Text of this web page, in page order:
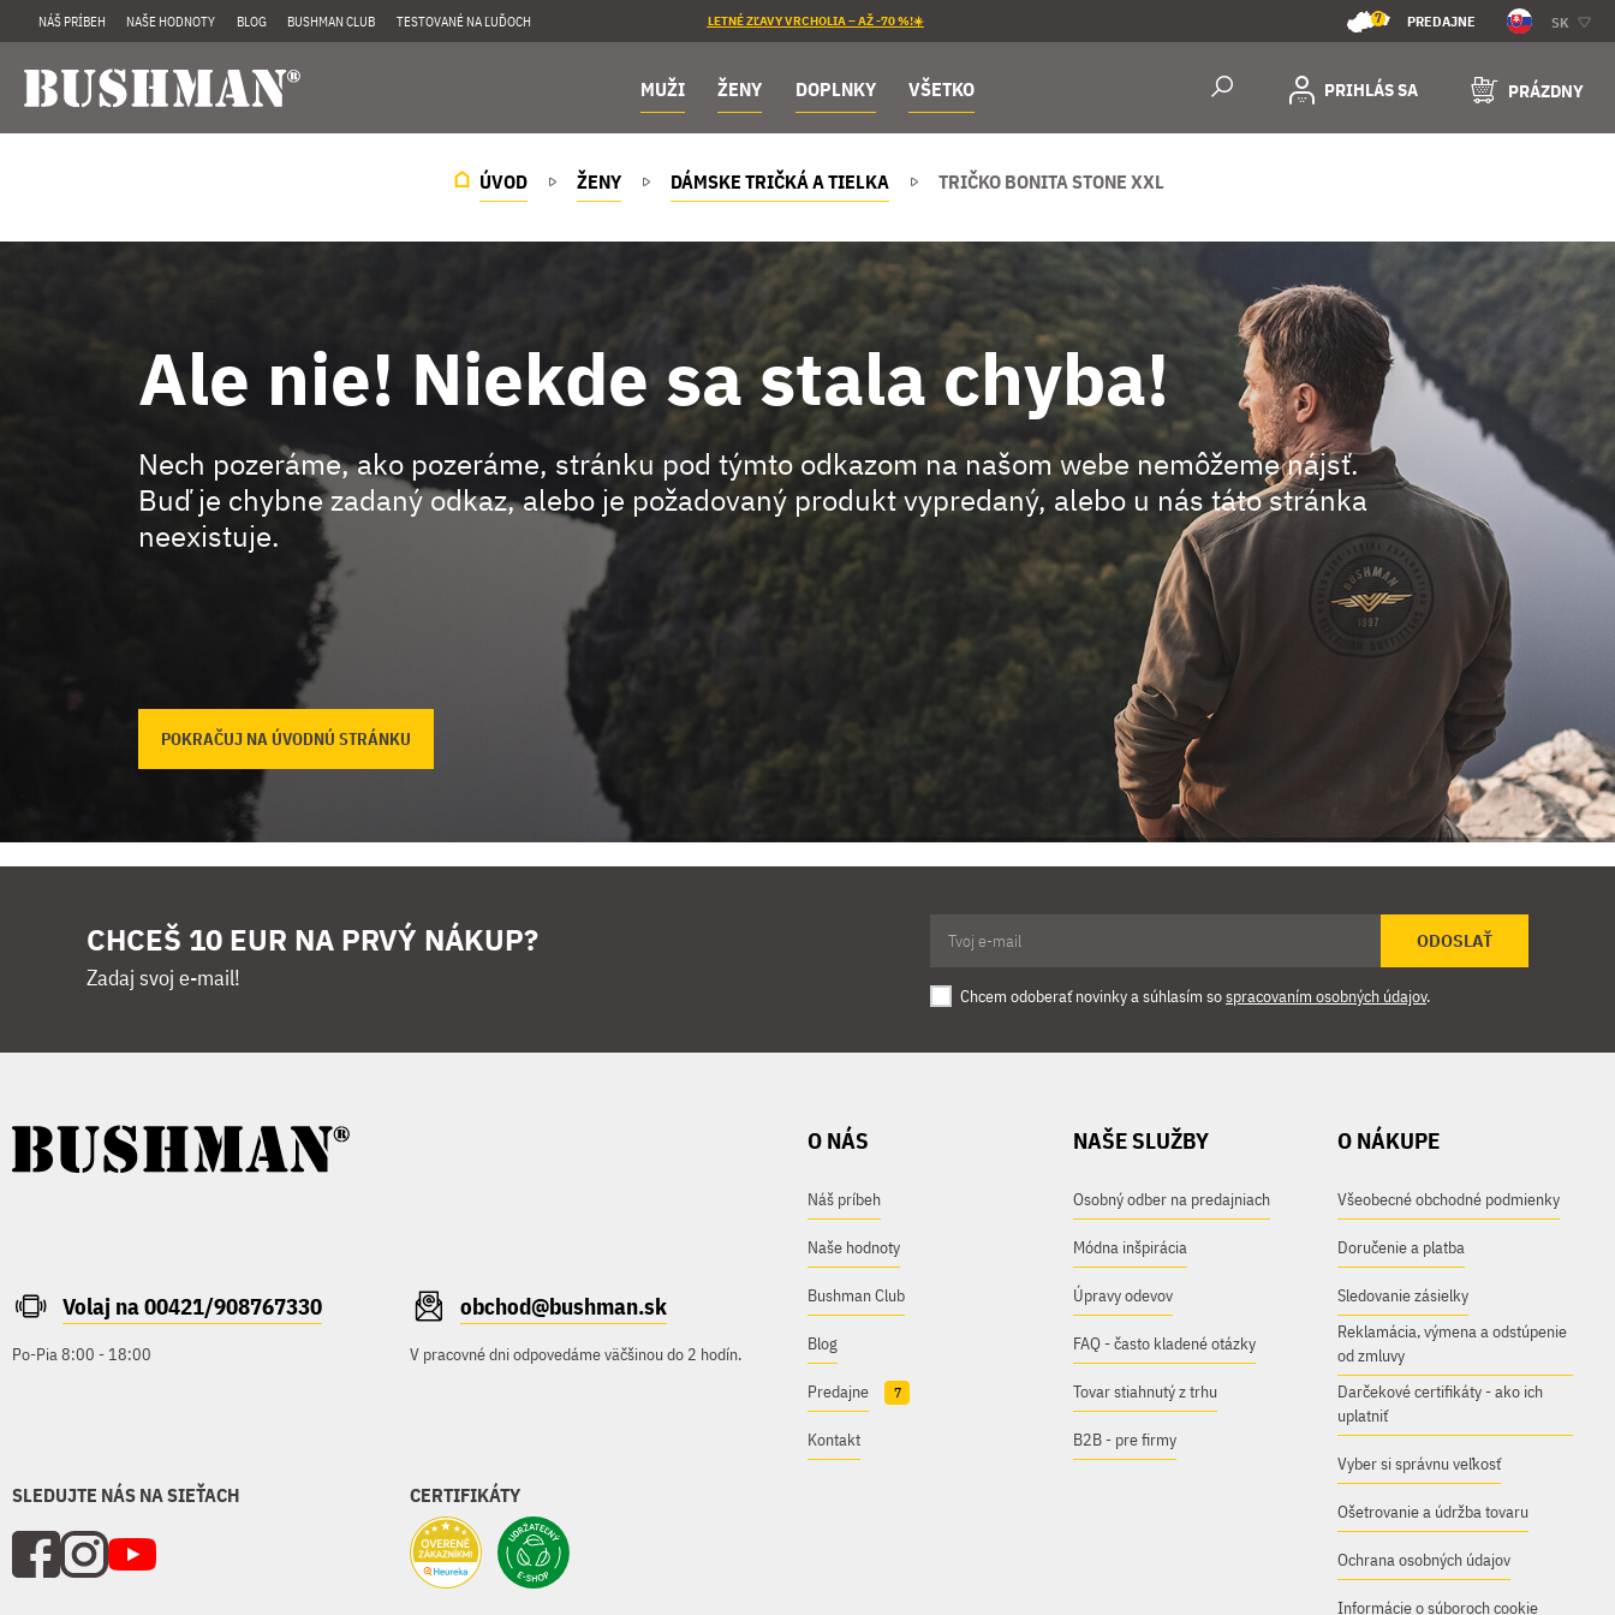
NÁŠ PRÍBEH NAŠE HODNOTY BLOG BUSHMAN CLUB TESTOVANÉ NA ĽUĎOCH LETNÉ ZĽAVY VRCHOLIA – AŽ -70 %!☀️ 7 PREDAJNE SK
MUŽI ŽENY DOPLNKY VŠETKO PRIHLÁS SA PRÁZDNY
ÚVOD ŽENY DÁMSKE TRIČKÁ A TIELKA TRIČKO BONITA STONE XXL
Ale nie! Niekde sa stala chyba!
Nech pozeráme, ako pozeráme, stránku pod týmto odkazom na našom webe nemôžeme nájsť.
Buď je chybne zadaný odkaz, alebo je požadovaný produkt vypredaný, alebo u nás táto stránka
neexistuje.
POKRAČUJ NA ÚVODNÚ STRÁNKU
CHCEŠ 10 EUR NA PRVÝ NÁKUP?
Zadaj svoj e-mail!
ODOSLAŤ
Chcem odoberať novinky a súhlasím sospracovaním osobných údajov.
Volaj na 00421/908767330
Po-Pia 8:00 - 18:00
obchod@bushman.sk
V pracovné dni odpovedáme väčšinou do 2 hodín.
SLEDUJTE NÁS NA SIEŤACH CERTIFIKÁTY
O NÁS
Náš príbeh
Naše hodnoty
Bushman Club
Blog
Predajne 7
Kontakt
NAŠE SLUŽBY
Osobný odber na predajniach
Módna inšpirácia
Úpravy odevov
FAQ - často kladené otázky
Tovar stiahnutý z trhu
B2B - pre firmy
O NÁKUPE
Všeobecné obchodné podmienky
Doručenie a platba
Sledovanie zásielky
Reklamácia, výmena a odstúpenie
od zmluvy
Darčekové certifikáty - ako ich
uplatniť
Vyber si správnu veľkosť
Ošetrovanie a údržba tovaru
Ochrana osobných údajov
Informácie o súboroch cookie